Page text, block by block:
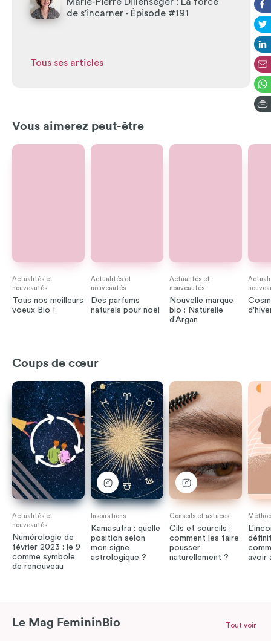
de s’incarner - Épisode #191
Tous ses articles
Vous aimerez peut-être
Actualités et
nouveautés
Tous nos meilleurs
voeux Bio !
Actualités et
nouveautés
Des parfums
naturels pour noël
Actualités et
nouveautés
Nouvelle marque
bio : Naturelle
d'Argan
Coups de cœur
Actualités et
nouveautés
Numérologie de
février 2023 : le 9
comme symbole
de renouveau
Inspirations
Kamasutra : quelle
position selon
mon signe
astrologique ?
Conseils et astuces
Cils et sourcils :
comment les faire
pousser
naturellement ?
avoir
Le Mag FemininBio Tout voir